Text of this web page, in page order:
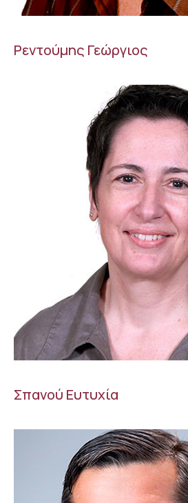
Ρεντούμης Γεώργιος
Σπανού Ευτυχία